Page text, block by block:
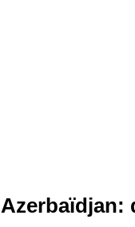
Azerbaïdjan: